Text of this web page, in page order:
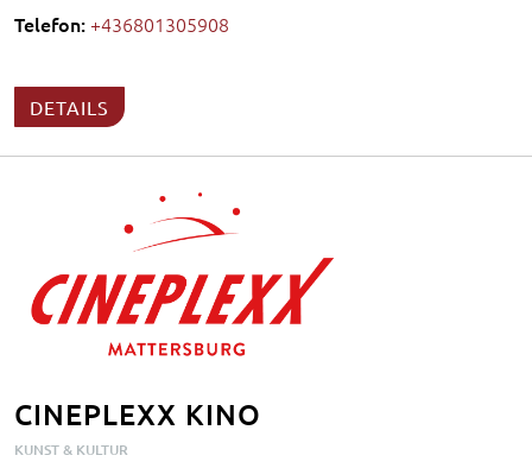
Telefon:+436801305908
DETAILS
CINEPLEXX KINO
KUNST & KULTUR